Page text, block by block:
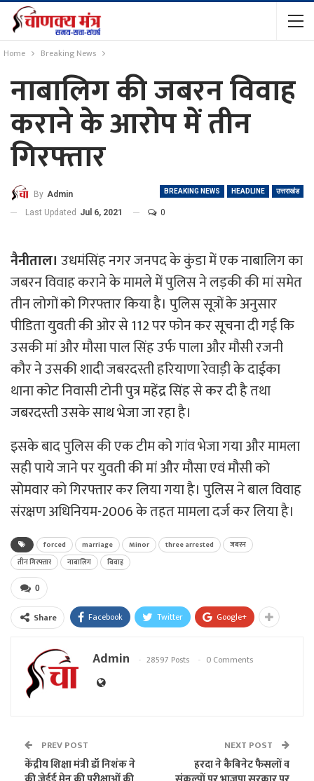
Home Breaking News
नाबालिग की जबरन विवाह
कराने के आरोप में तीन
गिरफ्तार
BREAKING NEWS HEADLINE उत्तराखंड
By Admin
Last Updated Jul 6, 2021 0
नैनीताल। उधमंसिंह नगर जनपद के कुंडा में एक नाबालिग का
जबरन विवाह कराने के मामले में पुलिस ने लड़की की मां समेत
तीन लोगों को गिरफ्तार किया है। पुलिस सूत्रों के अनुसार
पीडिता युवती की ओर से 112 पर फोन कर सूचना दी गई कि
उसकी मां और मौसा पाल सिंह उर्फ पाला और मौसी रजनी
कौर ने उसकी शादी जबरदस्ती हरियाणा रेवाड़ी के दाईका
थाना कोट निवासी टोनी पुत्र महेंद्र सिंह से कर दी है तथा
जबरदस्ती उसके साथ भेजा जा रहा है।
इसके बाद पुलिस की एक टीम को गांव भेजा गया और मामला
सही पाये जाने पर युवती की मां और मौसा एवं मौसी को
सोमवार को गिरफ्तार कर लिया गया है। पुलिस ने बाल विवाह
संरक्षण अधिनियम-2006 के तहत मामला दर्ज कर लिया है।
forced marriage Minor three arrested
जबरन
तीन गिरफ्तार
नाबालिग विवाह
0
Share Facebook Twitter Google+
Admin 28597 Posts 0 Comments
PREV POST
केंद्रीय शिक्षा मंत्री डॉ निशंक ने
NEXT POST
हरदा ने कैबिनेट फैसलों व